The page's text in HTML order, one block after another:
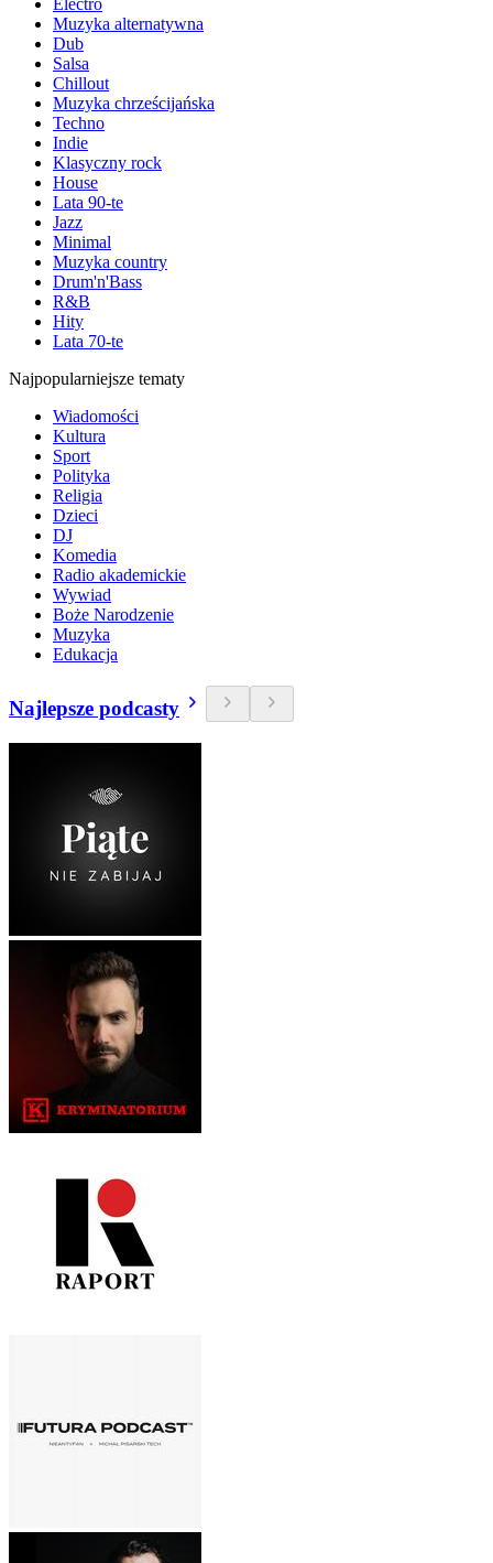
Electro
Muzyka alternatywna
Dub
Salsa
Chillout
Muzyka chrześcijańska
Techno
Indie
Klasyczny rock
House
Lata 90-te
Jazz
Minimal
Muzyka country
Drum'n'Bass
R&B
Hity
Lata 70-te
Najpopularniejsze tematy
Wiadomości
Kultura
Sport
Polityka
Religia
Dzieci
DJ
Komedia
Radio akademickie
Wywiad
Boże Narodzenie
Muzyka
Edukacja
Najlepsze podcasty